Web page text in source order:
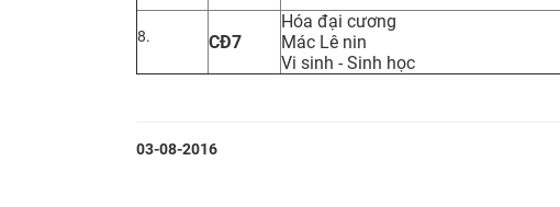
8. CĐ7
Hóa đại cương
Mác Lê nin
Vi sinh - Sinh học
03-08-2016